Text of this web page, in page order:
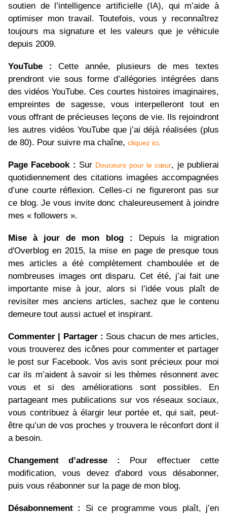
soutien de l’intelligence artificielle (IA), qui m’aide à
optimiser mon travail. Toutefois, vous y reconnaîtrez
toujours ma signature et les valeurs que je véhicule
depuis 2009.
YouTube : Cette année, plusieurs de mes textes
prendront vie sous forme d’allégories intégrées dans
des vidéos YouTube. Ces courtes histoires imaginaires,
empreintes de sagesse, vous interpelleront tout en
vous offrant de précieuses leçons de vie. Ils rejoindront
les autres vidéos YouTube que j’ai déjà réalisées (plus
de 80). Pour suivre ma chaîne, cliquez ici
Page Facebook : Sur Douceurs pour le cœur, je publierai
quotidiennement des citations imagées accompagnées
d’une courte réflexion. Celles-ci ne figureront pas sur
ce blog. Je vous invite donc chaleureusement à joindre
mes « followers ».
Mise à jour de mon blog : Depuis la migration
d'Overblog en 2015, la mise en page de presque tous
mes articles a été complètement chamboulée et de
nombreuses images ont disparu. Cet été, j’ai fait une
importante mise à jour, alors si l’idée vous plaît de
revisiter mes anciens articles, sachez que le contenu
demeure tout aussi actuel et inspirant.
Commenter | Partager : Sous chacun de mes articles,
vous trouverez des icônes pour commenter et partager
le post sur Facebook. Vos avis sont précieux pour moi
car ils m’aident à savoir si les thèmes résonnent avec
vous et si des améliorations sont possibles. En
partageant mes publications sur vos réseaux sociaux,
vous contribuez à élargir leur portée et, qui sait, peut-
être qu’un de vos proches y trouvera le réconfort dont il
a besoin.
Changement d’adresse : Pour effectuer cette
modification, vous devez d'abord vous désabonner,
puis vous réabonner sur la page de mon blog.
Désabonnement :
Si ce programme vous plaît, j’en